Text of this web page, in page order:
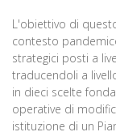
L'obiettivo di
contesto
strategici posti a
traducendoli a
in dieci scelte
operative di
istituzione di un